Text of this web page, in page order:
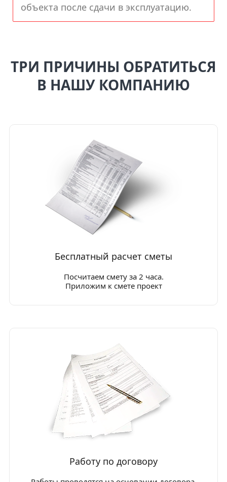
объекта после сдачи в эксплуатацию.
ТРИ ПРИЧИНЫ ОБРАТИТЬСЯ
В НАШУ КОМПАНИЮ
Бесплатный расчет сметы
Посчитаем смету за 2 часа.
Приложим к смете проект
Работу по договору